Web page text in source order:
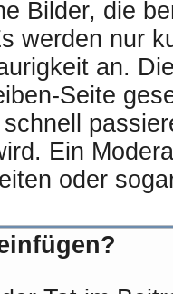
Bilder, die
werden nur
an.
Seite
Ein
oder